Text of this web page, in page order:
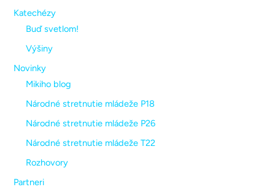
Katechézy
Buď svetlom!
Výšiny
Novinky
Mikiho blog
Národné stretnutie mládeže P18
Národné stretnutie mládeže P26
Národné stretnutie mládeže T22
Rozhovory
Partneri